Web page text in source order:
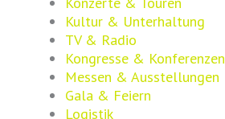
Kultur & Unterhaltung
TV & Radio
Kongresse & Konferenzen
Messen & Ausstellungen
Gala & Feiern
Logistik